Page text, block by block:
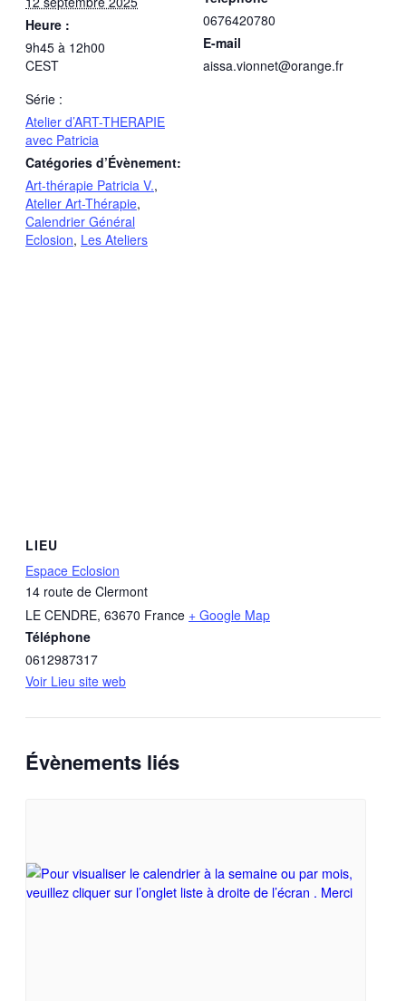
Heure :
9h45 à 12h00
CEST
Série :
Atelier d’ART-THERAPIE
avec Patricia
Catégories d’Évènement:
Art-thérapie Patricia V.,
Atelier Art-Thérapie,
Calendrier Général
Eclosion, Les Ateliers
0676420780
E-mail
aissa.vionnet@orange.fr
LIEU
Espace Eclosion
14 route de Clermont
LE CENDRE, 63670 France + Google Map
Téléphone
0612987317
Voir Lieu site web
Évènements liés